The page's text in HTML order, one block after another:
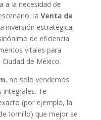
a la necesidad de
la Venta de
inversión estratégica,
de eficiencia
vitales para
de México.
, no solo vendemos
integrales. Te
(por ejemplo, la
tornillo) que mejor se